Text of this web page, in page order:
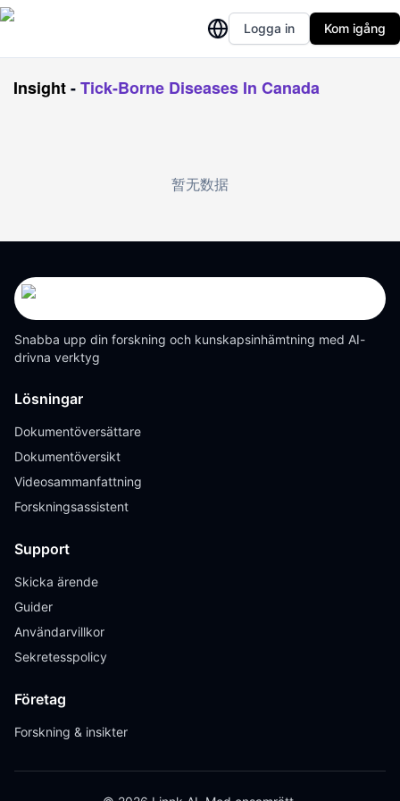
Logga in Kom igång
Insight-Tick-Borne Diseases In Canada
暂无数据
Snabba upp din forskning och kunskapsinhämtning med AI-
drivna verktyg
Lösningar
Dokumentöversättare
Dokumentöversikt
Videosammanfattning
Forskningsassistent
Support
Skicka ärende
Guider
Användarvillkor
Sekretesspolicy
Företag
Forskning & insikter